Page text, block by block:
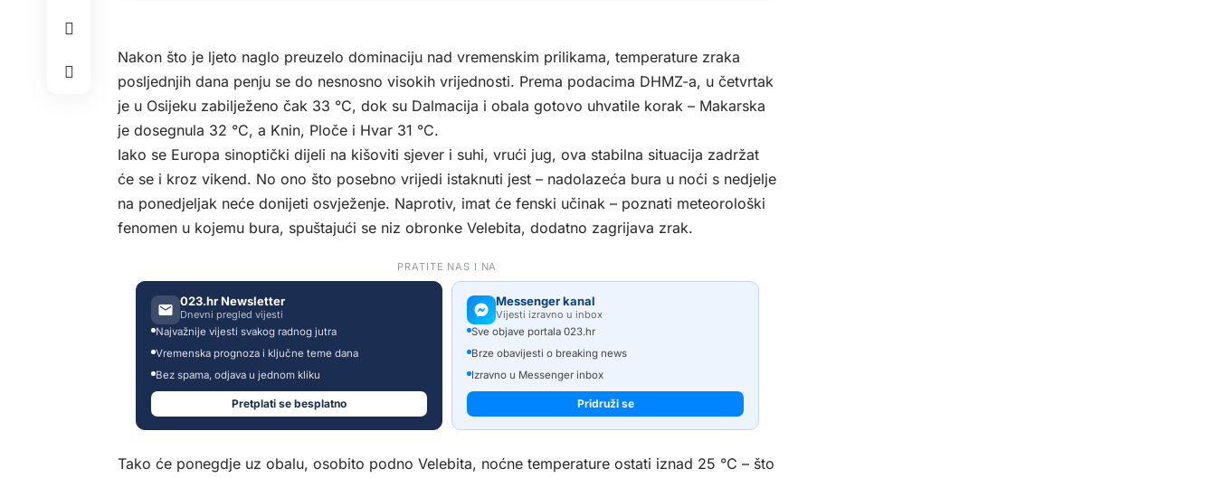
Nakon što je ljeto naglo preuzelo dominaciju nad vremenskim prilikama, temperature zraka
posljednjih dana penju se do nesnosno visokih vrijednosti. Prema podacima DHMZ-a, u četvrtak
je u Osijeku zabilježeno čak 33 °C, dok su Dalmacija i obala gotovo uhvatile korak – Makarska
je dosegnula 32 °C, a Knin, Ploče i Hvar 31 °C.
Iako se Europa sinoptički dijeli na kišoviti sjever i suhi, vrući jug, ova stabilna situacija zadržat
će se i kroz vikend. No ono što posebno vrijedi istaknuti jest – nadolazeća bura u noći s nedjelje
na ponedjeljak neće donijeti osvježenje. Naprotiv, imat će fenski učinak – poznati meteorološki
fenomen u kojemu bura, spuštajući se niz obronke Velebita, dodatno zagrijava zrak.
PRATITE NAS I NA
023.hr Newsletter
Dnevni pregled vijesti
Najvažnije vijesti svakog radnog jutra
Vremenska prognoza i ključne teme dana
Bez spama, odjava u jednom kliku
Pretplati se besplatno
Messenger kanal
Vijesti izravno u inbox
Sve objave portala 023.hr
Brze obavijesti o breaking news
Izravno u Messenger inbox
Pridruži se
Tako će ponegdje uz obalu, osobito podno Velebita, noćne temperature ostati iznad 25 °C – što